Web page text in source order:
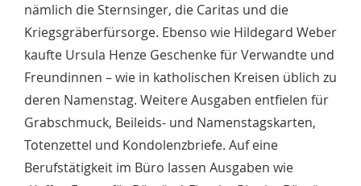
nämlich die Sternsinger, die Caritas und die
Kriegsgräberfürsorge. Ebenso wie Hildegard Weber
kaufte Ursula Henze Geschenke für Verwandte und
Freundinnen – wie in katholischen Kreisen üblich zu
deren Namenstag. Weitere Ausgaben entfielen für
Grabschmuck, Beileids- und Namenstagskarten,
Totenzettel und Kondolenzbriefe. Auf eine
Berufstätigkeit im Büro lassen Ausgaben wie